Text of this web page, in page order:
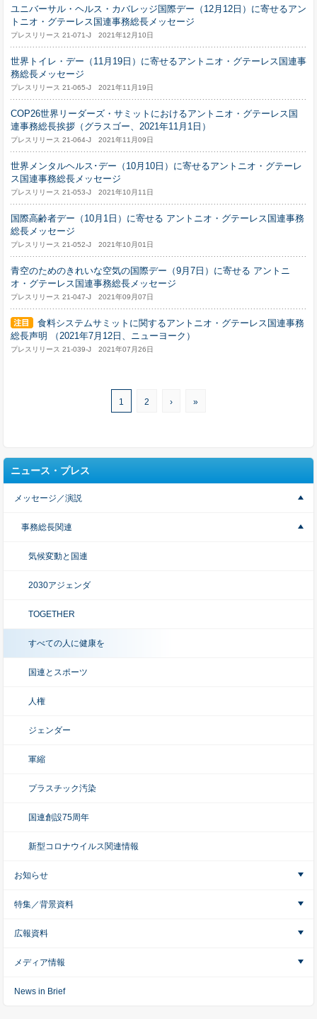
ユニバーサル・ヘルス・カバレッジ国際デー（12月12日）に寄せるアン
トニオ・グテーレス国連事務総長メッセージ
プレスリリース 21-071-J 2021年12月10日
世界トイレ・デー（11月19日）に寄せるアントニオ・グテーレス国連事
務総長メッセージ
プレスリリース 21-065-J 2021年11月19日
COP26世界リーダーズ・サミットにおけるアントニオ・グテーレス国
連事務総長挨拶（グラスゴー、2021年11月1日）
プレスリリース 21-064-J 2021年11月09日
世界メンタルヘルス･デー（10月10日）に寄せるアントニオ・グテーレ
ス国連事務総長メッセージ
プレスリリース 21-053-J 2021年10月11日
国際高齢者デー（10月1日）に寄せる アントニオ・グテーレス国連事務
総長メッセージ
プレスリリース 21-052-J 2021年10月01日
青空のためのきれいな空気の国際デー（9月7日）に寄せる アントニ
オ・グテーレス国連事務総長メッセージ
プレスリリース 21-047-J 2021年09月07日
食料システムサミットに関するアントニオ・グテーレス国連事務
総長声明 （2021年7月12日、ニューヨーク）
プレスリリース 21-039-J 2021年07月26日
1 2 › »
ニュース・プレス
メッセージ／演説
事務総長関連
気候変動と国連
2030アジェンダ
TOGETHER
すべての人に健康を
国連とスポーツ
人権
ジェンダー
軍縮
プラスチック汚染
国連創設75周年
新型コロナウイルス関連情報
お知らせ
特集／背景資料
広報資料
メディア情報
News in Brief